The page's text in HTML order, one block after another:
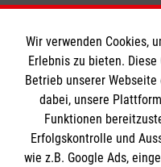
Informationen
Wir verwenden Cookies,
Erlebnis zu bieten.
Betrieb unserer
dabei, unsere
Funktionen
Erfolgskontrolle und
wie z.B. Google Ads,